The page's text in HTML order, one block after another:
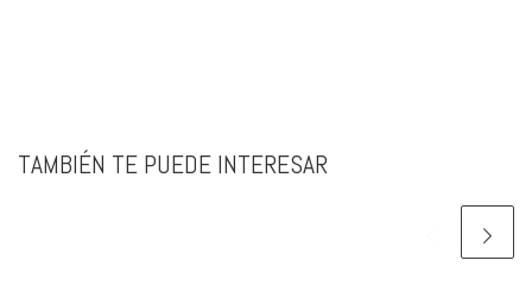
TAMBIÉN TE PUEDE INTERESAR